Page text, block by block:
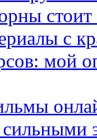
с
мой